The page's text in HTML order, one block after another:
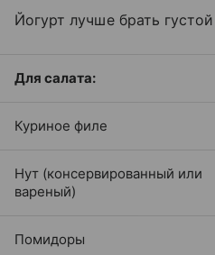
Йогурт лучше брать
Для салата:
Куриное филе
Нут (консервированный или
вареный)
Помидоры